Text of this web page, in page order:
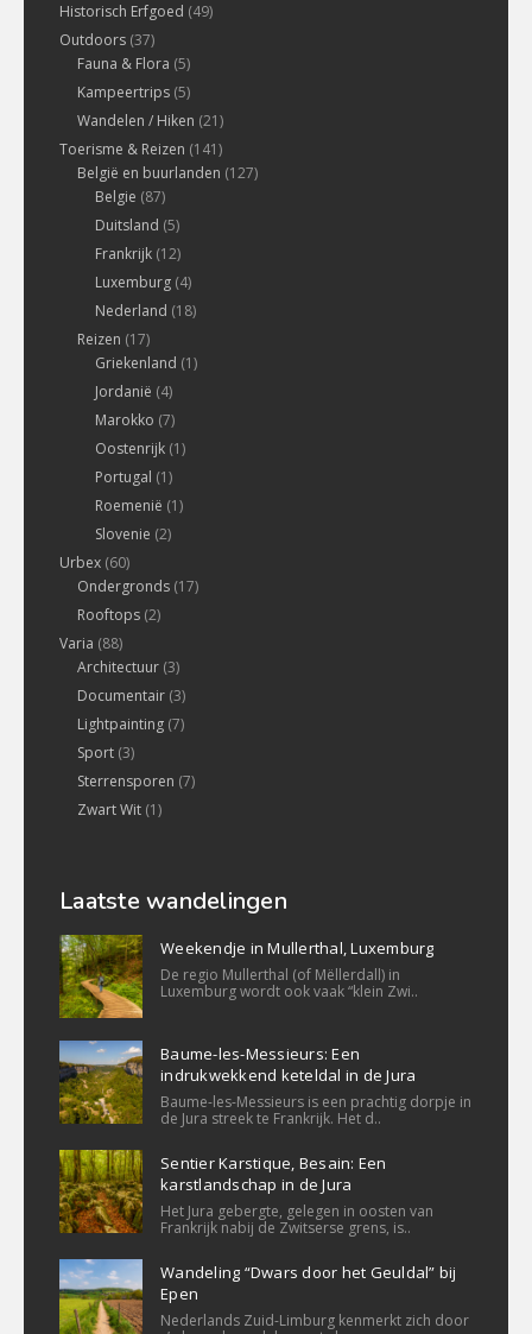
Historisch Erfgoed (49)
Outdoors (37)
Fauna & Flora (5)
Kampeertrips (5)
Wandelen / Hiken (21)
Toerisme & Reizen (141)
België en buurlanden (127)
Belgie (87)
Duitsland (5)
Frankrijk (12)
Luxemburg (4)
Nederland (18)
Reizen (17)
Griekenland (1)
Jordanië (4)
Marokko (7)
Oostenrijk (1)
Portugal (1)
Roemenië (1)
Slovenie (2)
Urbex (60)
Ondergronds (17)
Rooftops (2)
Varia (88)
Architectuur (3)
Documentair (3)
Lightpainting (7)
Sport (3)
Sterrensporen (7)
Zwart Wit (1)
Laatste wandelingen
Weekendje in Mullerthal, Luxemburg
De regio Mullerthal (of Mëllerdall) in
Luxemburg wordt ook vaak “klein Zwi..
Baume-les-Messieurs: Een
indrukwekkend keteldal in de Jura
Baume-les-Messieurs is een prachtig dorpje in
de Jura streek te Frankrijk. Het d..
Sentier Karstique, Besain: Een
karstlandschap in de Jura
Het Jura gebergte, gelegen in oosten van
Frankrijk nabij de Zwitserse grens, is..
Wandeling “Dwars door het Geuldal” bij
Epen
Nederlands Zuid-Limburg kenmerkt zich door